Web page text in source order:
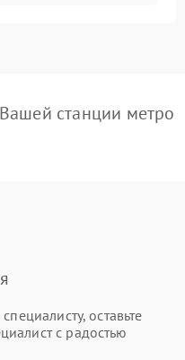
станции метро
оставьте
с радостью